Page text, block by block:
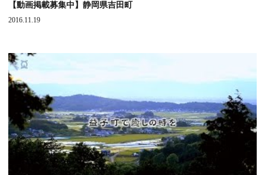
【動画掲載募集中】静岡県吉田町
2016.11.19